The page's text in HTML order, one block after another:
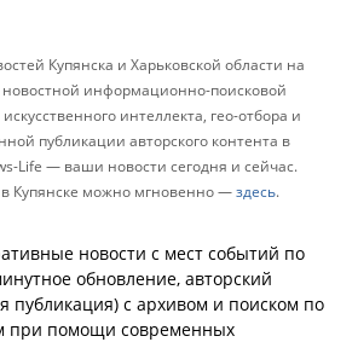
Купянска и Харьковской области на
новостной информационно-поисковой
интеллекта, гео-отбора и
публикации авторского контента в
Life — ваши новости сегодня и сейчас.
в Купянске можно мгновенно —здесь.
новости с мест событий по
обновление, авторский
публикация) с архивом и поиском по
при помощи современных